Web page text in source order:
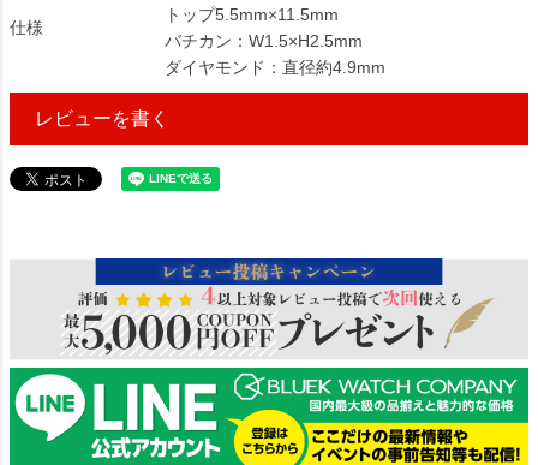
仕様
トップ5.5mm×11.5mm
バチカン：W1.5×H2.5mm
ダイヤモンド：直径約4.9mm
レビューを書く